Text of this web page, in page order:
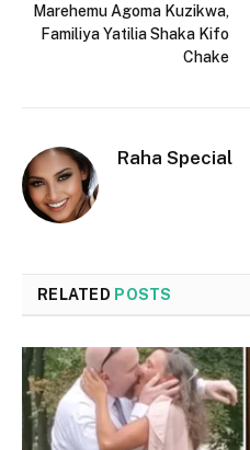
Marehemu Agoma Kuzikwa,
Familiya Yatilia Shaka Kifo
Chake
Raha Special
RELATED POSTS